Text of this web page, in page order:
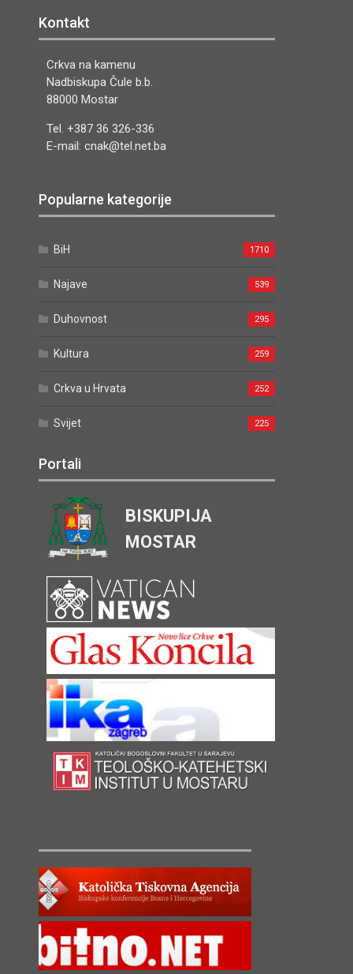
Kontakt
Crkva na kamenu
Nadbiskupa Čule b.b.
88000 Mostar
Tel. +387 36 326-336
E-mail: cnak@tel.net.ba
Popularne kategorije
BiH 1710
Najave 539
Duhovnost 295
Kultura 259
Crkva u Hrvata 252
Svijet 225
Portali
BISKUPIJA
MOSTAR